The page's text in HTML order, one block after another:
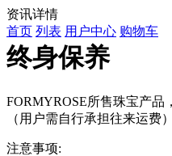
资讯详情
首页 列表 用户中心 购物车
终身保养
FORMYROSE所售珠宝产品
（用户需自行承担往来运费）
注意事项: